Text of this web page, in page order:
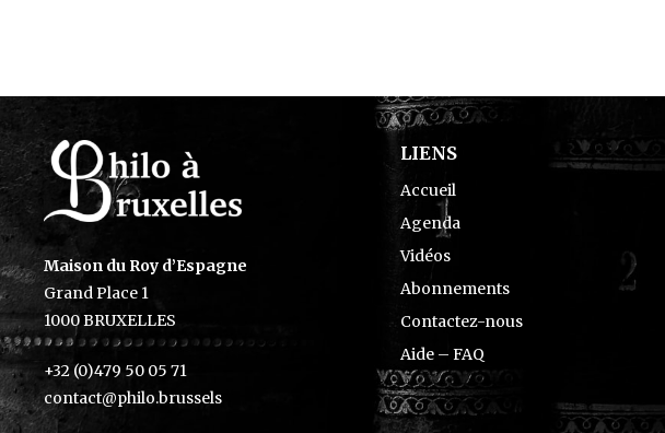
Maison du Roy d’Espagne
Grand Place 1
1000 BRUXELLES
+32 (0)479 50 05 71
contact@philo.brussels
LIENS
Accueil
Agenda
Vidéos
Abonnements
Contactez-nous
Aide – FAQ